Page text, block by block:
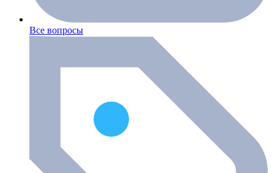
Все вопросы